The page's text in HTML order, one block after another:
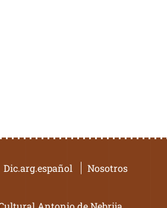
Dic.arg.español Nosotros